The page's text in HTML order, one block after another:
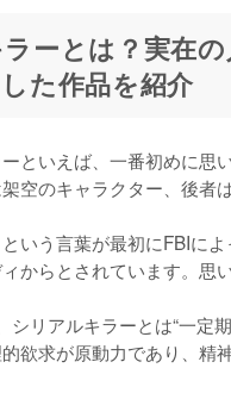
ーとは？実在
た作品を紹介
といえば、一番初めに思
空のキャラクター、後者
という言葉が最初にFBIに
からとされています。思
シリアルキラーとは“一定
欲求が原動力であり、